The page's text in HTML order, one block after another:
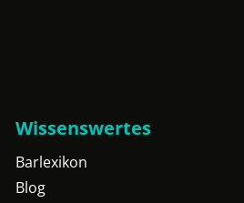
Wissenswertes
Barlexikon
Blog